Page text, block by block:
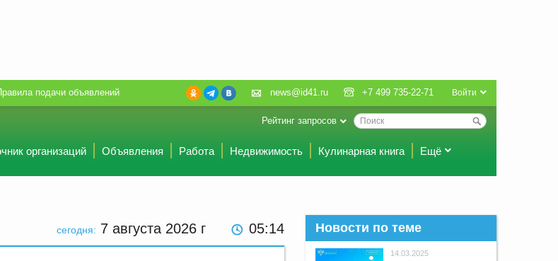
подачи объявлений Войти
news@id41.ru +7 499 735-22-71
Рейтинг запросов
организаций Объявления Работа Недвижимость Кулинарная книга Ещё
сегодня: 7 августа 2026 г 05:14 Новости по теме
14.03.2025